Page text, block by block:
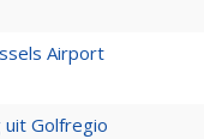
Airport
uit Golfregio